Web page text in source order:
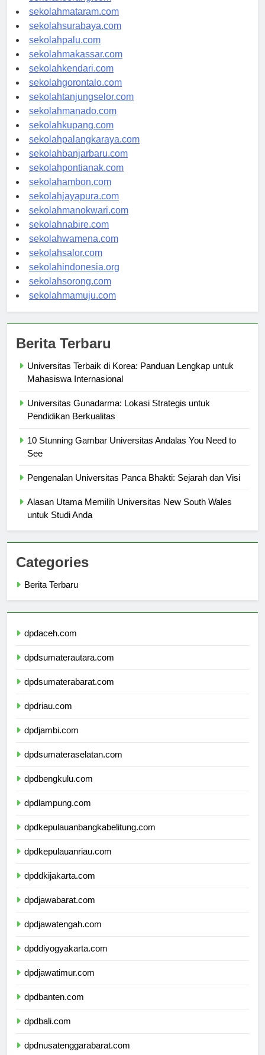
sekolahserang.com
sekolahmataram.com
sekolahsurabaya.com
sekolahpalu.com
sekolahmakassar.com
sekolahkendari.com
sekolahgorontalo.com
sekolahtanjungselor.com
sekolahmanado.com
sekolahkupang.com
sekolahpalangkaraya.com
sekolahbanjarbaru.com
sekolahpontianak.com
sekolahambon.com
sekolahjayapura.com
sekolahmanokwari.com
sekolahnabire.com
sekolahwamena.com
sekolahsalor.com
sekolahindonesia.org
sekolahsorong.com
Universitas Terbaik di Korea: Panduan Lengkap untuk
Universitas Gunadarma: Lokasi Strategis untuk
10 Stunning Gambar Universitas Andalas You Need to
Alasan Utama Memilih Universitas New South Wales
Categories